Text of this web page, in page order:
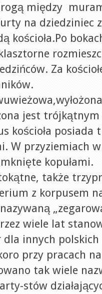
między
na dziedziniec
kościoła.Po
Za
jest trójkątnym
kościoła posiada
W przyziemiach
kopułami.
także
z korpusem
wiele lat
innych polskich
przy pracach
tak wiele
stów